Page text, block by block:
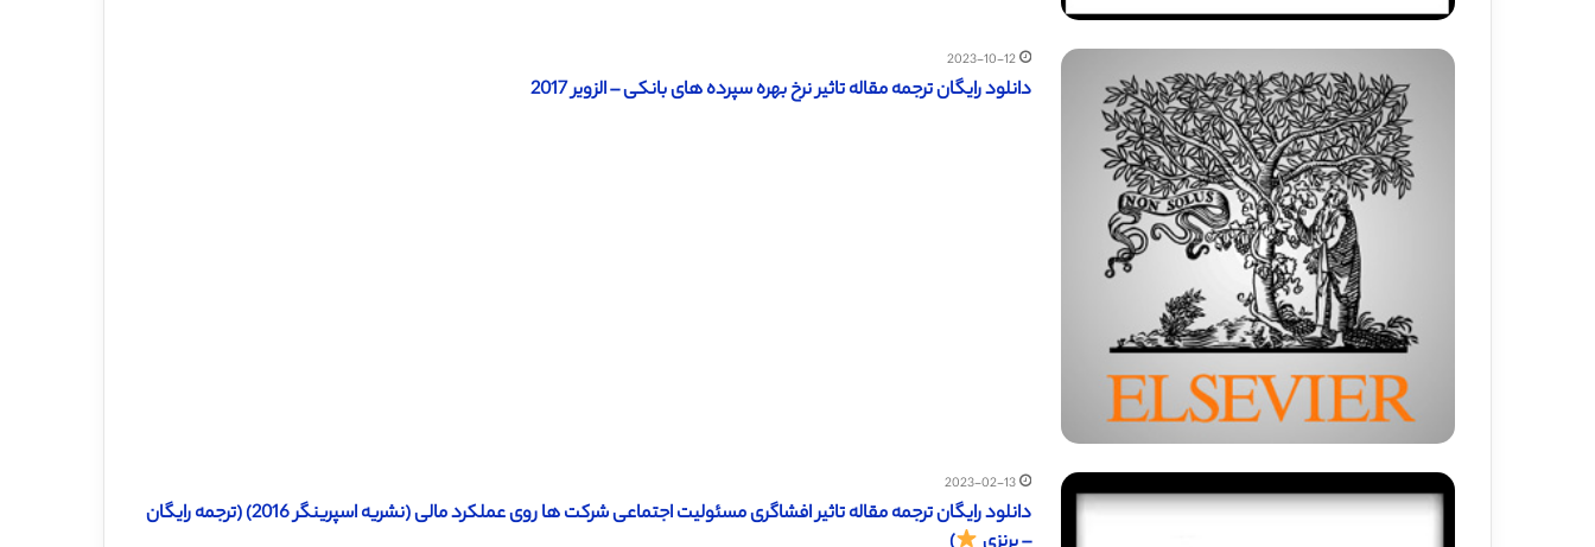
2023-10-12
دانلود رایگان ترجمه مقاله تاثیر نرخ بهره سپرده های بانکی – الزویر 2017
2023-02-13
دانلود رایگان ترجمه مقاله تاثیر افشاگری مسئولیت اجتماعی شرکت ها روی عملکرد مالی (نشریه اسپرینگر 2016) (ترجمه رایگان